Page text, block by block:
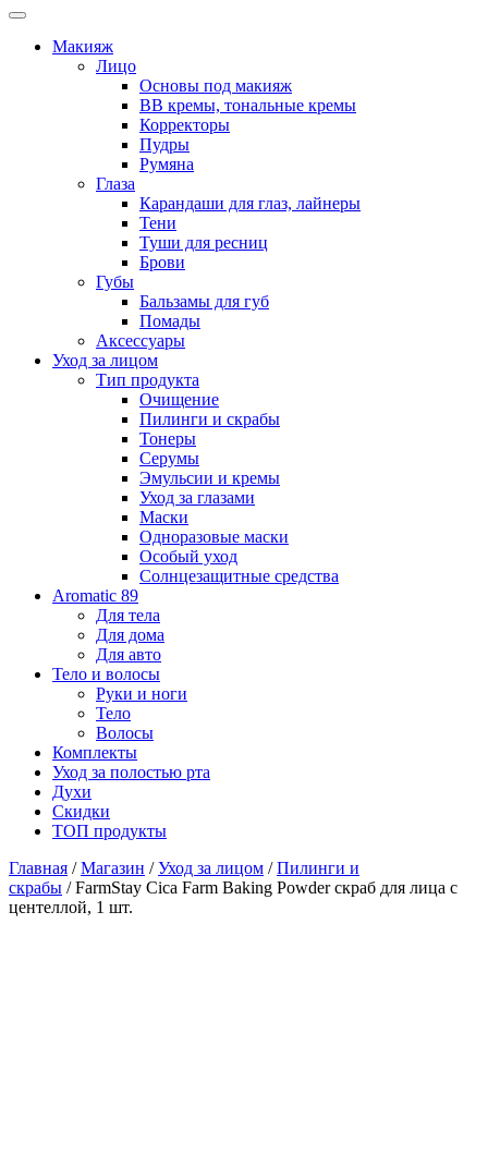
Макияж
Лицо
Основы под макияж
BB кремы, тональные кремы
Корректоры
Пудры
Румяна
Глаза
Карандаши для глаз, лайнеры
Тени
Туши для ресниц
Брови
Губы
Бальзамы для губ
Помады
Аксессуары
Уход за лицом
Тип продукта
Очищение
Пилинги и скрабы
Тонеры
Серумы
Эмульсии и кремы
Уход за глазами
Маски
Одноразовые маски
Особый уход
Солнцезащитные средства
Aromatic 89
Для тела
Для дома
Для авто
Тело и волосы
Руки и ноги
Тело
Волосы
Комплекты
Уход за полостью рта
Духи
Скидки
ТОП продукты
Главная /Магазин /Уход за лицом /Пилинги и
скрабы / FarmStay Cica Farm Baking Powder скраб для лица с
центеллой, 1 шт.